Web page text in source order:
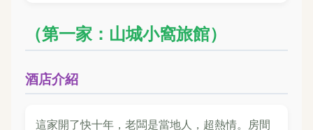
（第一家：山城小窩旅館）
酒店介紹
這家開了快十年，老闆是當地人，超熱情。房間